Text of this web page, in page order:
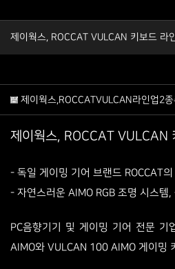
제이웍스, ROCCAT VULCAN 키보드 라
제이웍스,ROCCATVULCAN라인업2
제이웍스, ROCCAT VULCAN
- 독일 게이밍 기어 브랜드 ROCCAT
- 자연스러운 AIMO RGB 조명 시스
PC음향기기 및 게이밍 기어 전문
AIMO와 VULCAN 100 AIMO 게이밍